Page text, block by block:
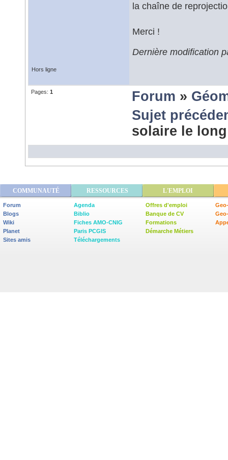
la chaîne de
Merci !
Dernière modification
Hors ligne
Pages: 1 Forum »
Sujet
solaire le
COMMUNAUTÉ RESSOURCES L'EMPLOI
Forum
Blogs
Wiki
Planet
Sites amis
Agenda
Biblio
Fiches AMO-CNIG
Paris PCGIS
Téléchargements
Offres d'emploi
Banque de CV
Formations
Démarche Métiers